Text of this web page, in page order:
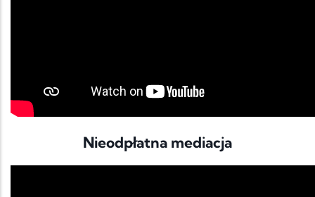
Nieodpłatna mediacja